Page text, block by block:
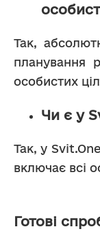
Так,
планування
особистих
Чи є у
Так, у
включає всі
Готові